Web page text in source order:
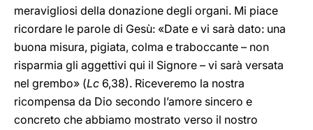
meravigliosi della donazione degli organi. Mi piace
ricordare le parole di Gesù: «Date e vi sarà dato: una
buona misura, pigiata, colma e traboccante – non
risparmia gli aggettivi qui il Signore – vi sarà versata
nel grembo» (Lc 6,38). Riceveremo la nostra
ricompensa da Dio secondo l’amore sincero e
concreto che abbiamo mostrato verso il nostro